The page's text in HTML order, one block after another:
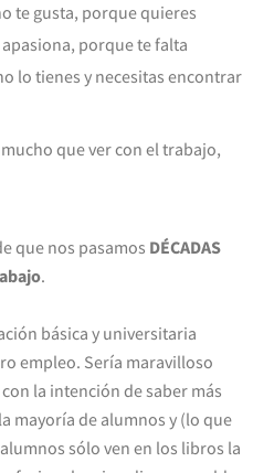
te gusta, porque quieres
porque te falta
lo tienes y necesitas encontrar
que ver con el trabajo,
que nos pasamos DÉCADAS
.
básica y universitaria
empleo. Sería maravilloso
la intención de saber más
mayoría de alumnos y (lo que
sólo ven en los libros la